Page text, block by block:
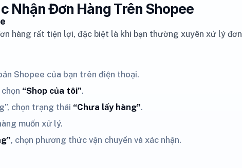
Nhận Đơn Hàng Trên Shopee
hàng rất tiện lợi, đặc biệt là khi bạn thường xuyên xử lý đơn
Shopee của bạn trên điện thoại.
“Shop của tôi”.
chọn trạng thái “Chưa lấy hàng”.
muốn xử lý.
, chọn phương thức vận chuyển và xác nhận.